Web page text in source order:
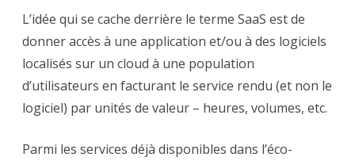
L’idée qui se cache derrière le terme SaaS est de
donner accès à une application et/ou à des logiciels
localisés sur un cloud à une population
d’utilisateurs en facturant le service rendu (et non le
logiciel) par unités de valeur – heures, volumes, etc.
Parmi les services déjà disponibles dans l’éco-